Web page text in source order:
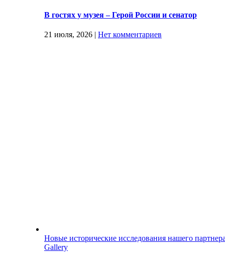
В гостях у музея – Герой России и сенатор
21 июля, 2026 | Нет комментариев
Новые исторические исследования нашего
Gallery